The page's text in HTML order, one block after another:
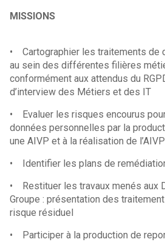
MISSIONS
• Cartographier les traitements de
au sein des différentes filières
conformément aux attendus du
d’interview des Métiers et des IT
• Evaluer les risques encourus
données personnelles par la
une AIVP et à la réalisation de
• Identifier les plans de
• Restituer les travaux menés aux
Groupe : présentation des
risque résiduel
• Participer à la production de